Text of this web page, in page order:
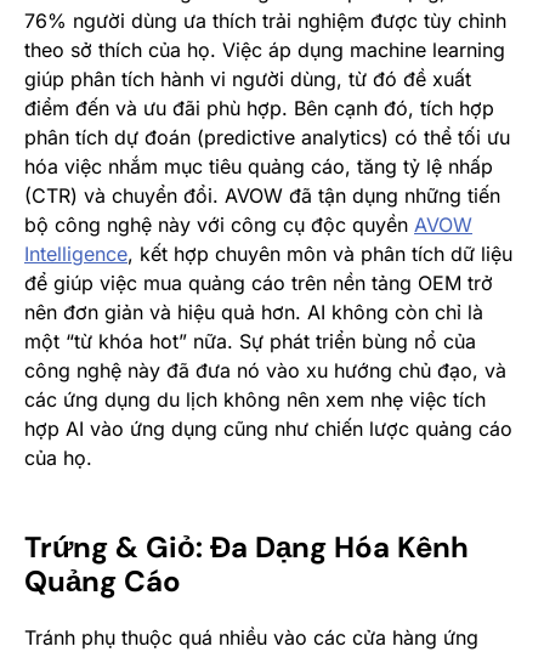
76% người dùng ưa thích trải nghiệm được tùy chỉnh
theo sở thích của họ. Việc áp dụng machine learning
giúp phân tích hành vi người dùng, từ đó đề xuất
điểm đến và ưu đãi phù hợp. Bên cạnh đó, tích hợp
phân tích dự đoán (predictive analytics) có thể tối ưu
hóa việc nhắm mục tiêu quảng cáo, tăng tỷ lệ nhấp
(CTR) và chuyển đổi. AVOW đã tận dụng những tiến
bộ công nghệ này với công cụ độc quyền AVOW
Intelligence, kết hợp chuyên môn và phân tích dữ liệu
để giúp việc mua quảng cáo trên nền tảng OEM trở
nên đơn giản và hiệu quả hơn. AI không còn chỉ là
một “từ khóa hot” nữa. Sự phát triển bùng nổ của
công nghệ này đã đưa nó vào xu hướng chủ đạo, và
các ứng dụng du lịch không nên xem nhẹ việc tích
hợp AI vào ứng dụng cũng như chiến lược quảng cáo
của họ.
Trứng & Giỏ: Đa Dạng Hóa Kênh
Quảng Cáo
Tránh phụ thuộc quá nhiều vào các cửa hàng ứng